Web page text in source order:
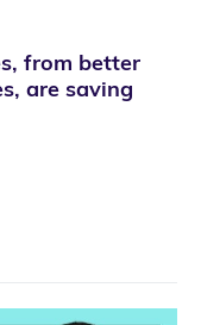
from better
are saving